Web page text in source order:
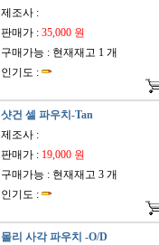
제조사 :
판매가 : 35,000 원
구매가능 : 현재재고 1 개
인기도 :
샷건 셀 파우치-Tan
제조사 :
판매가 : 19,000 원
구매가능 : 현재재고 3 개
인기도 :
몰리 사각 파우치 -O/D